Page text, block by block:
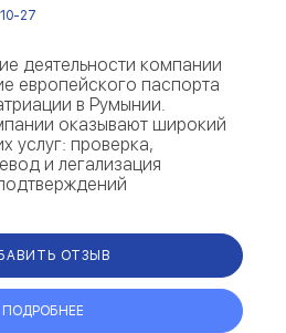
27
деятельности компании
европейского паспорта
в Румынии.
оказывают широкий
услуг: проверка,
и легализация
ОТЗЫВ
ПОДРОБНЕЕ